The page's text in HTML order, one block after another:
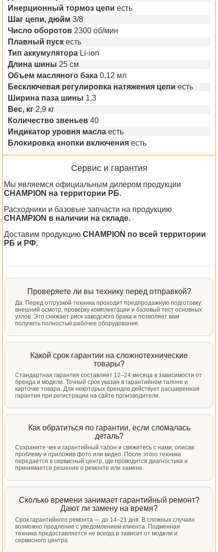
Инерционный тормоз цепи есть
Шаг цепи, дюйм 3/8
Число оборотов 2300 об/мин
Плавный пуск есть
Тип аккумулятора Li-ion
Длина шины 25 см
Объем масляного бака 0,12 мл
Бесключевая регулировка натяжения цепи есть
Ширина паза шины 1,3
Вес, кг 2,9 кг
Количество звеньев 40
Индикатор уровня масла есть
Блокировка кнопки включения есть
Сервис и гарантия
Мы являемся официальным дилером продукции
CHAMPION на территории РБ.
Расходники и базовые запчасти на продукцию
CHAMPION в наличии на складе.
Доставим продукцию CHAMPION по всей территории
РБ и РФ.
Проверяете ли вы технику перед отправкой?
Да. Перед отгрузкой техника проходит предпродажную подготовку:
внешний осмотр, проверку комплектации и базовый тест основных
узлов. Это снижает риск заводского брака и позволяет вам
получить полностью рабочее оборудование.
Какой срок гарантии на сложнотехнические
товары?
Стандартная гарантия составляет 12–24 месяца в зависимости от
бренда и модели. Точный срок указан в гарантийном талоне и
карточке товара. Для некоторых брендов действует расширенная
гарантия при регистрации на сайте производителя.
Как обратиться по гарантии, если сломалась
деталь?
Сохраните чек и гарантийный талон и свяжитесь с нами, описав
проблему и приложив фото или видео. После этого техника
передаётся в сервисный центр, где проводится диагностика и
принимается решение о ремонте или замене.
Сколько времени занимает гарантийный ремонт?
Дают ли замену на время?
Срок гарантийного ремонта — до 14–21 дня. В сложных случаях
возможно продление с уведомлением клиента. Подменная
техника предоставляется не всегда и зависит от модели и
сервисного центра.